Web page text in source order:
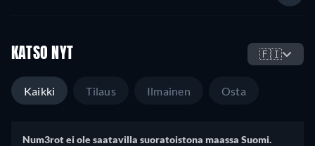
KATSO NYT 🇫🇮
Kaikki Tilaus Ilmainen Osta
Num3rot ei ole saatavilla suoratoistona maassa Suomi.